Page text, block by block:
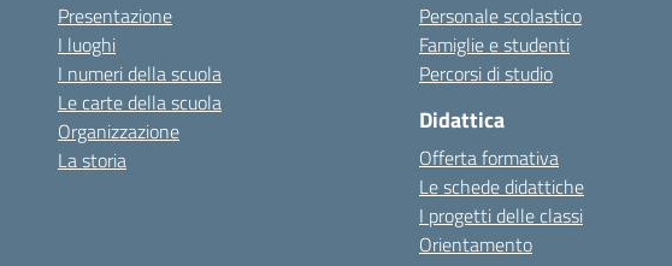
Presentazione
I luoghi
I numeri della scuola
Le carte della scuola
Organizzazione
La storia
Personale scolastico
Famiglie e studenti
Percorsi di studio
Didattica
Offerta formativa
Le schede didattiche
I progetti delle classi
Orientamento